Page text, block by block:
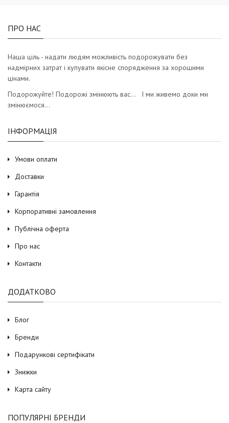
ПРО НАС
Наша ціль - надати людям можливість подорожувати без
надмірних затрат і купувати якісне спорядження за хорошими
цінами.
Подорожуйте! Подорожі змінюють вас… І ми живемо доки ми
змінюємося…
ІНФОРМАЦІЯ
Умови оплати
Доставки
Гарантія
Корпоративні замовлення
Публічна оферта
Про нас
Контакти
ДОДАТКОВО
Блог
Бренди
Подарункові сертифікати
Знижки
Карта сайту
ПОПУЛЯРНІ БРЕНДИ